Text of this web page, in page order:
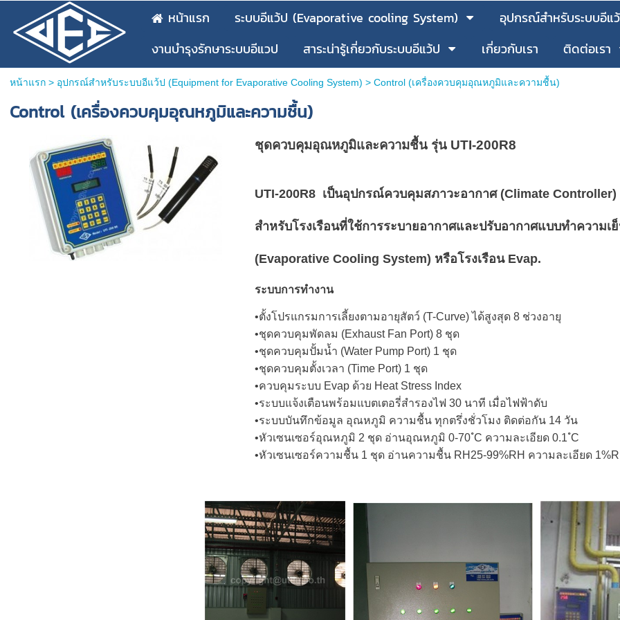
หน้าแรก ระบบอีแว้ป (Evaporative cooling System)
อุปกรณ์สำหรับระบบอี
งานบำรุงรักษาระบบอีแวป
สาระน่ารู้เกี่ยวกับระบบอีแว้ป เกี่ยวกับเรา ติดต่อเรา
หน้าแรก> อุปกรณ์สำหรับระบบอีแว้ป (Equipment for Evaporative Cooling System) > Control (เครื่องควบคุมอุณหภูมิและความชื้น)
Control (เครื่องควบคุมอุณหภูมิและความชื้น)
ชุดควบคุมอุณหภูมิและความชื้น รุ่น UTI-200R8
UTI-200R8 เป็นอุปกรณ์ควบคุมสภาวะอากาศ (Climate Controller)
สำหรับโรงเรือนที่ใช้การระบายอากาศและปรับอากาศแบบทำความเ
(Evaporative Cooling System) หรือโรงเรือน Evap.
ระบบการทำงาน
•ตั้งโปรแกรมการเลี้ยงตามอายุสัตว์ (T-Curve) ได้สูงสุด 8 ช่วงอายุ
•ชุดควบคุมพัดลม (Exhaust Fan Port) 8 ชุด
•ชุดควบคุมปั้มน้ำ (Water Pump Port) 1 ชุด
•ชุดควบคุมตั้งเวลา (Time Port) 1 ชุด
•ควบคุมระบบ Evap ด้วย Heat Stress Index
•ระบบแจ้งเตือนพร้อมแบตเตอรี่สำรองไฟ 30 นาที เมื่อไฟฟ้าดับ
•ระบบบันทึกข้อมูล อุณหภูมิ ความชื้น ทุกตรึ่งชั่วโมง ติดต่อกัน 14 วัน
•หัวเซนเซอร์อุณหภูมิ 2 ชุด อ่านอุณหภูมิ 0-70 ํC ความละเอียด 0.1 ํC
•หัวเซนเซอร์ความชื้น 1 ชุด อ่านความชื้น RH25-99%RH ความละเอียด